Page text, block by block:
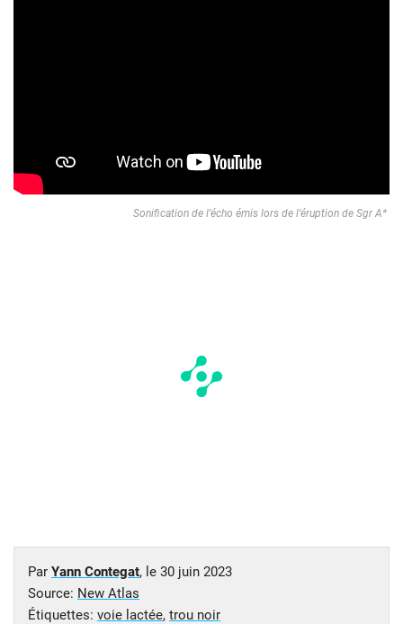
Sonification de l’écho émis lors de l’éruption de Sgr A*
Par Yann Contegat, le 30 juin 2023
Source: New Atlas
Étiquettes: voie lactée, trou noir